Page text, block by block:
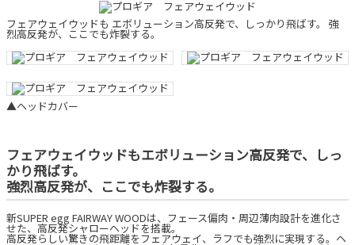
フェアウェイウッドも エボリューション高反発で、しっかり飛ばす。 強
烈高反発が、ここでも炸裂する。
▲ヘッドカバー
フェアウェイウッドもエボリューション高反発で、しっ
かり飛ばす。
強烈高反発が、ここでも炸裂する。
新SUPER egg FAIRWAY WOODは、フェース偏肉・周辺薄肉設計を進化さ
せた、高反発シャローヘッドを搭載。
高反発らしい驚きの飛距離をフェアウェイ、ラフでも強烈に実現する。ヘ